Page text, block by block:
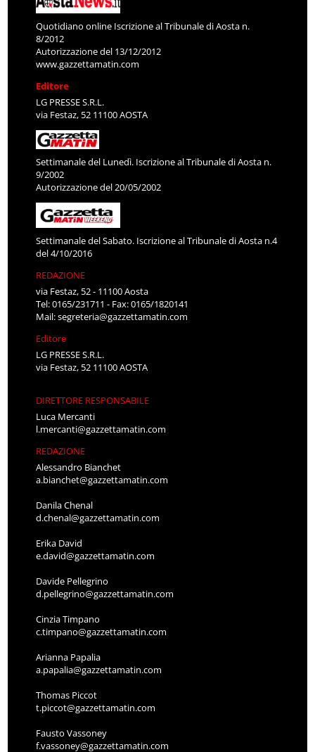
Quotidiano online Iscrizione al Tribunale di Aosta n.
8/2012
Autorizzazione del 13/12/2012
www.gazzettamatin.com
Editore
LG PRESSE S.R.L.
via Festaz, 52 11100 AOSTA
Settimanale del Lunedì. Iscrizione al Tribunale di Aosta n.
9/2002
Autorizzazione del 20/05/2002
Settimanale del Sabato. Iscrizione al Tribunale di Aosta n.4
del 4/10/2016
REDAZIONE
via Festaz, 52 - 11100 Aosta
Tel: 0165/231711 - Fax: 0165/1820141
Mail:segreteria@gazzettamatin.com
Editore
LG PRESSE S.R.L.
via Festaz, 52 11100 AOSTA
DIRETTORE RESPONSABILE
Luca Mercanti
l.mercanti@gazzettamatin.com
REDAZIONE
Alessandro Bianchet
a.bianchet@gazzettamatin.com
Danila Chenal
d.chenal@gazzettamatin.com
Erika David
e.david@gazzettamatin.com
Davide Pellegrino
d.pellegrino@gazzettamatin.com
Cinzia Timpano
c.timpano@gazzettamatin.com
Arianna Papalia
a.papalia@gazzettamatin.com
Thomas Piccot
t.piccot@gazzettamatin.com
Fausto Vassoney
f.vassoney@gazzettamatin.com